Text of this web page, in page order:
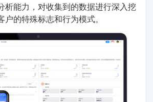
析能力，对收集到的数据进行深入挖
的特殊标志和行为模式。